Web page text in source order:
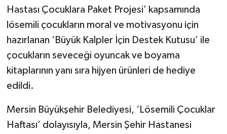
Hastası Çocuklara Paket Projesi’ kapsamında
lösemili çocukların moral ve motivasyonu için
hazırlanan ‘Büyük Kalpler İçin Destek Kutusu’ ile
çocukların seveceği oyuncak ve boyama
kitaplarının yanı sıra hijyen ürünleri de hediye
edildi.
Mersin Büyükşehir Belediyesi, ‘Lösemili Çocuklar
Haftası’ dolayısıyla, Mersin Şehir Hastanesi